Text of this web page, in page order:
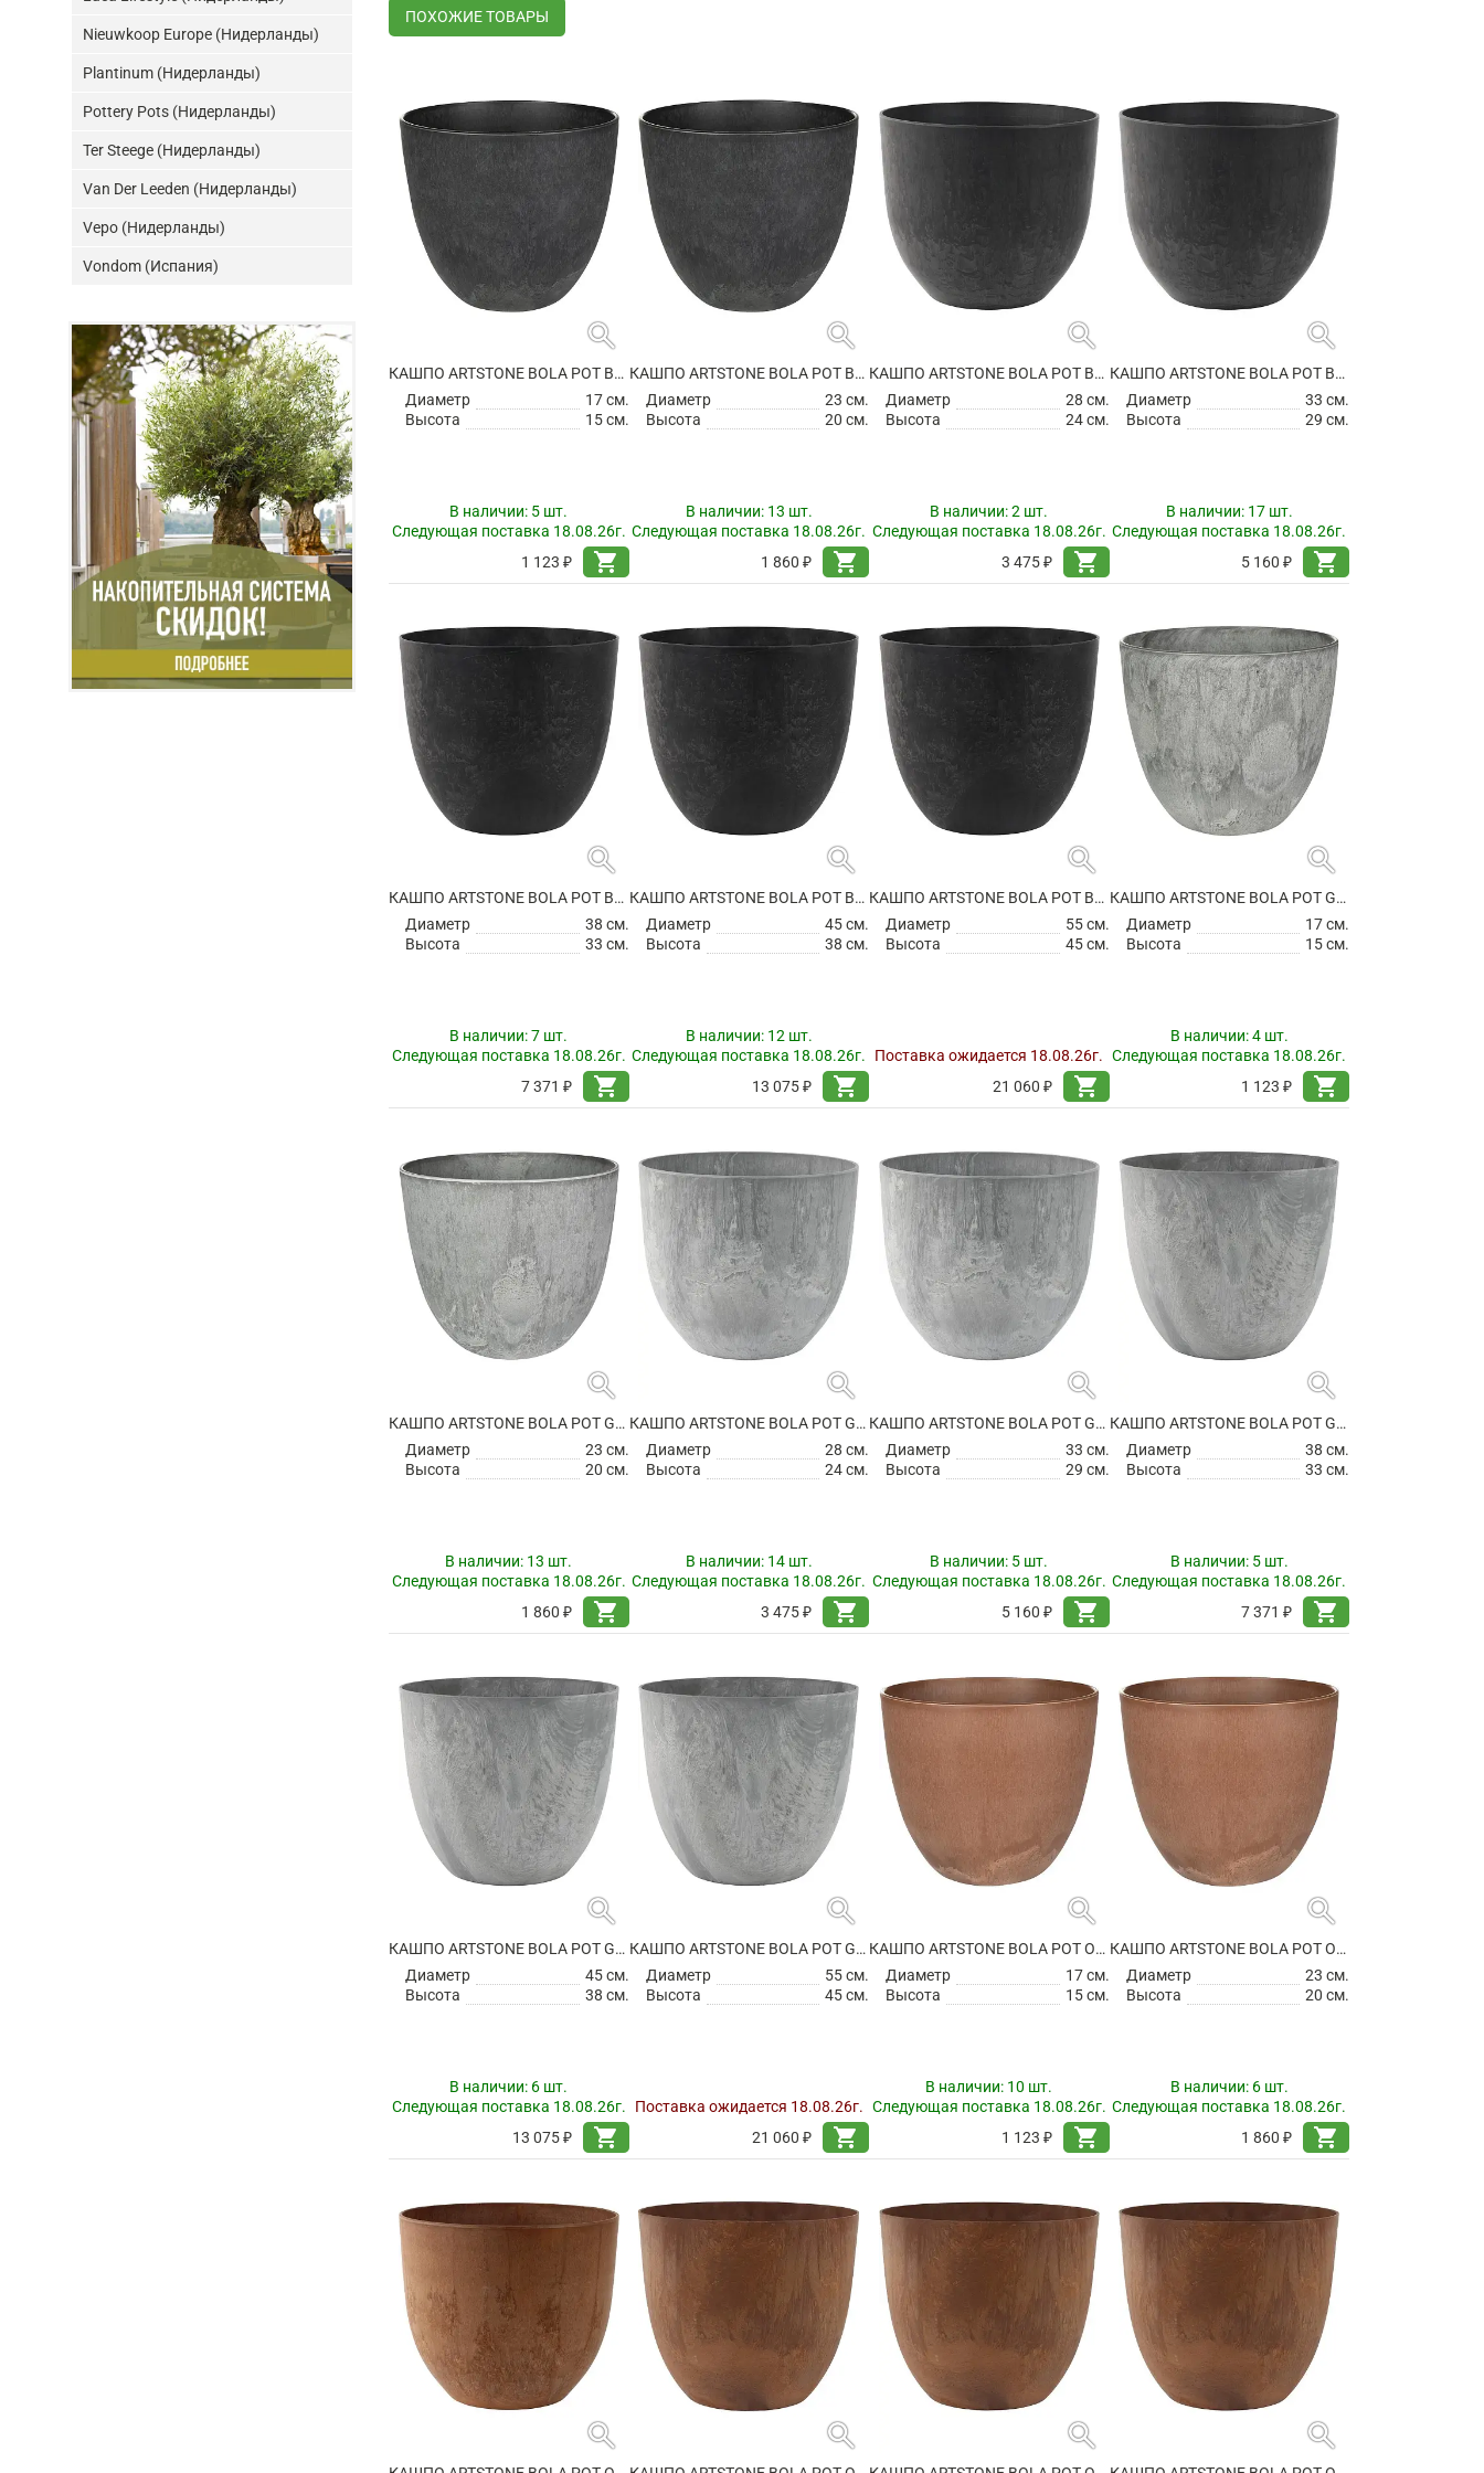
ПОХОЖИЕ ТОВАРЫ
search
КАШПО ARTSTONE BOLA POT BLACK
Диаметр
17 см.
Высота
15 см.
В наличии: 5 шт.
Следующая поставка 18.08.26г.
1 123 ₽
shopping_cart
search
КАШПО ARTSTONE BOLA POT BLACK
Диаметр
23 см.
Высота
20 см.
В наличии: 13 шт.
Следующая поставка 18.08.26г.
1 860 ₽
shopping_cart
search
КАШПО ARTSTONE BOLA POT BLACK
Диаметр
28 см.
Высота
24 см.
В наличии:2 шт.
Следующая поставка 18.08.26г.
3 475 ₽
shopping_cart
search
КАШПО ARTSTONE BOLA POT BLACK
Диаметр
33 см.
Высота
29 см.
В наличии: 17 шт.
Следующая поставка 18.08.26г.
5 160 ₽
shopping_cart
search
КАШПО ARTSTONE BOLA POT BLACK
Диаметр
38 см.
Высота
33 см.
В наличии:7 шт.
Следующая поставка 18.08.26г.
7 371 ₽
shopping_cart
search
КАШПО ARTSTONE BOLA POT BLACK
Диаметр
45 см.
Высота
38 см.
В наличии: 12 шт.
Следующая поставка 18.08.26г.
13 075 ₽
shopping_cart
search
КАШПО ARTSTONE BOLA POT BLACK
Диаметр
55 см.
Высота
45 см.
Поставка ожидается 18.08.26г.
21 060 ₽
shopping_cart
search
КАШПО ARTSTONE BOLA POT GREY
Диаметр
17 см.
Высота
15 см.
В наличии:4 шт.
Следующая поставка 18.08.26г.
1 123 ₽
shopping_cart
search
КАШПО ARTSTONE BOLA POT GREY
Диаметр
23 см.
Высота
20 см.
В наличии: 13 шт.
Следующая поставка 18.08.26г.
1 860 ₽
shopping_cart
search
КАШПО ARTSTONE BOLA POT GREY
Диаметр
28 см.
Высота
24 см.
В наличии: 14 шт.
Следующая поставка 18.08.26г.
3 475 ₽
shopping_cart
search
КАШПО ARTSTONE BOLA POT GREY
Диаметр
33 см.
Высота
29 см.
В наличии: 5 шт.
Следующая поставка 18.08.26г.
5 160 ₽
shopping_cart
search
КАШПО ARTSTONE BOLA POT GREY
Диаметр
38 см.
Высота
33 см.
В наличии: 5 шт.
Следующая поставка 18.08.26г.
7 371 ₽
shopping_cart
search
КАШПО ARTSTONE BOLA POT GREY
Диаметр
45 см.
Высота
38 см.
В наличии: 6 шт.
Следующая поставка 18.08.26г.
13 075 ₽
shopping_cart
search
КАШПО ARTSTONE BOLA POT GREY
Диаметр
55 см.
Высота
45 см.
Поставка ожидается 18.08.26г.
21 060 ₽
shopping_cart
search
КАШПО ARTSTONE BOLA POT OAK
Диаметр
17 см.
Высота
15 см.
В наличии: 10 шт.
Следующая поставка 18.08.26г.
1 123 ₽
shopping_cart
search
КАШПО ARTSTONE BOLA POT OAK
Диаметр
23 см.
Высота
20 см.
В наличии: 6 шт.
Следующая поставка 18.08.26г.
1 860 ₽
shopping_cart
search search search search
Nieuwkoop Europe (Нидерланды)
Plantinum (Нидерланды)
Pottery Pots (Нидерланды)
Ter Steege (Нидерланды)
Van Der Leeden (Нидерланды)
Vepo (Нидерланды)
Vondom (Испания)